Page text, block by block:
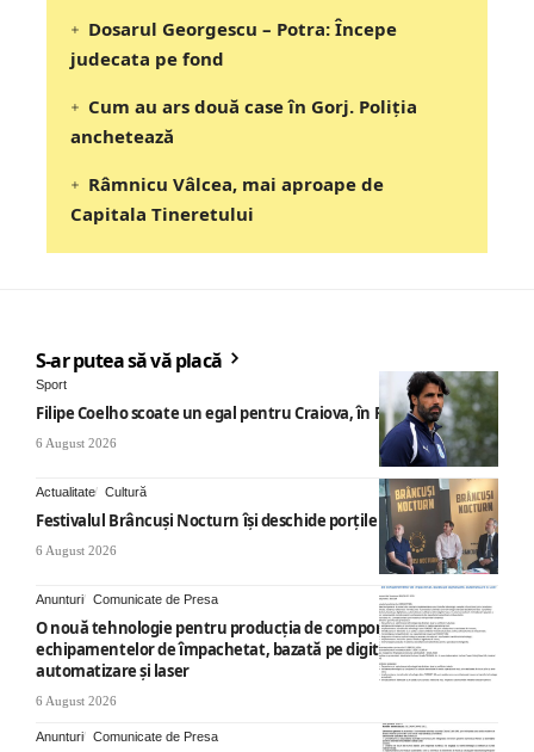
Dosarul Georgescu – Potra: Începe
judecata pe fond
Cum au ars două case în Gorj. Poliția
anchetează
Râmnicu Vâlcea, mai aproape de
Capitala Tineretului
S-ar putea să vă placă
Sport
Filipe Coelho scoate un egal pentru Craiova, în Finlanda
6 August 2026
Actualitate Cultură
Festivalul Brâncuși Nocturn își deschide porțile la Târgu Jiu
6 August 2026
Anunturi Comunicate de Presa
O nouă tehnologie pentru producția de componente ale
echipamentelor de împachetat, bazată pe digitalizare,
automatizare și laser
6 August 2026
Anunturi Comunicate de Presa